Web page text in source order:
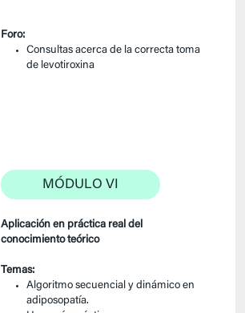
Foro:
Consultas acerca de la correcta toma
de levotiroxina
MÓDULO VI
Aplicación en práctica real del
conocimiento teórico
Temas:
Algoritmo secuencial y dinámico en
adiposopatía.